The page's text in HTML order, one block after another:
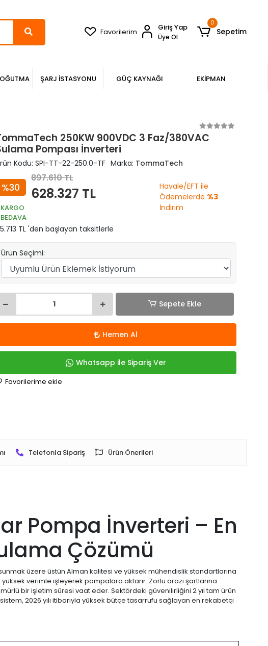
Favorilerim Giriş Yap
Üye Ol
0
Sepetim
ŞARJ İSTASYONU GÜÇ KAYNAĞI EKİPMAN
250KW 900VDC 3 Faz/380VAC
Pompası İnverteri
Kodu: SPI-TT-22-250.0-TF Marka: TommaTech
%30
897.610 TL
628.327 TL
KARGO
BEDAVA
Havale/EFT ile
Ödemelerde %3
İndirim
TL 'den başlayan taksitlerle
Ürün Seçimi:
Sepete Ekle
Hemen Al
Whatsapp ile Sipariş Ver
Favorilerime ekle
Telefonla Sipariş Ürün Önerileri
Pompa İnverteri – En
Çözümü
üzere üstün Alman kalitesi ve yüksek mühendislik standartlarına
verimle işleyerek pompalara aktarır. Zorlu arazi şartlarına
bir işletim süresi vaat eder. Sektördeki güvenilirliğini 2 yıl tam ürün
2026 yılı itibarıyla yüksek bütçe tasarrufu sağlayan en rekabetçi